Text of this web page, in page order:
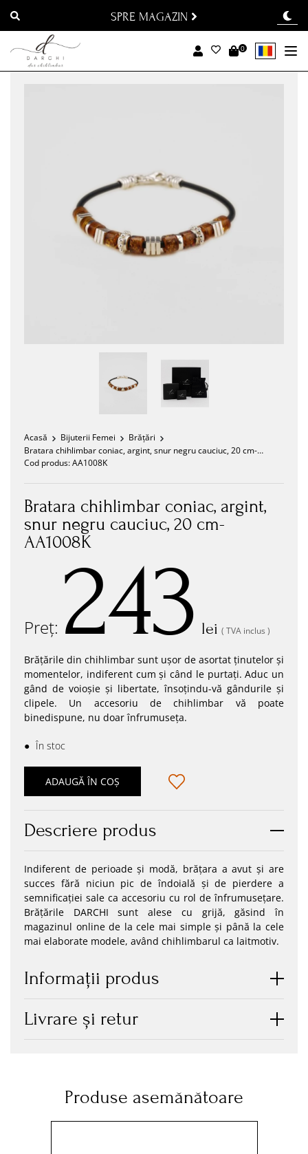
SPRE MAGAZIN
0
Acasă Bijuterii Femei
Brățări
Bratara chihlimbar coniac, argint, snur negru cauciuc, 20 cm-
AA1008K
Cod produs:AA1008K
Bratara chihlimbar coniac, argint,
snur negru cauciuc, 20 cm-
AA1008K
Preț: 243 lei ( TVA inclus )
Brățările din chihlimbar sunt ușor de asortat ținutelor și
momentelor, indiferent cum și când le purtați. Aduc un
gând de voioșie și libertate, însoțindu-vă gândurile și
clipele. Un accesoriu de chihlimbar vă poate
binedispune, nu doar înfrumuseța.
● În stoc
ADAUGĂ ÎN COȘ
Descriere produs
Indiferent de perioade și modă, brățara a avut și are
succes fără niciun pic de îndoială și de pierdere a
semnificației sale ca accesoriu cu rol de înfrumusețare.
Brățările DARCHI sunt alese cu grijă, găsind în
magazinul online de la cele mai simple și până la cele
mai elaborate modele, având chihlimbarul ca laitmotiv.
Informaţii produs
Livrare și retur
Produse asemănătoare